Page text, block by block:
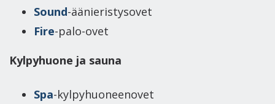
Sound-äänieristysovet
Fire-palo-ovet
Kylpyhuone ja sauna
Spa-kylpyhuoneenovet